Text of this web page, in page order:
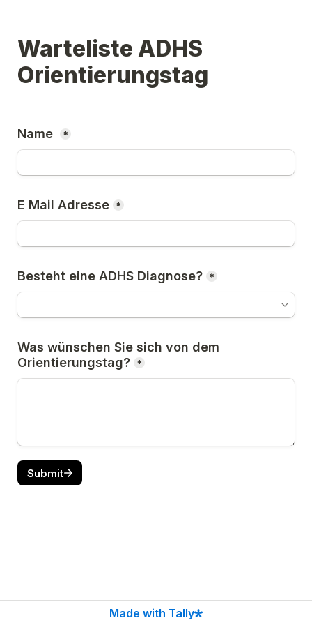
Warteliste ADHS
Orientierungstag
Name *
E Mail Adresse *
Besteht eine ADHS Diagnose? *
Was wünschen Sie sich von dem
Orientierungstag? *
Submit
Made with Tally